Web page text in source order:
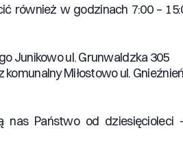
również w godzinach 7:00 –
Junikowo ul. Grunwaldzka 305
Miłostowo ul.
nas Państwo od